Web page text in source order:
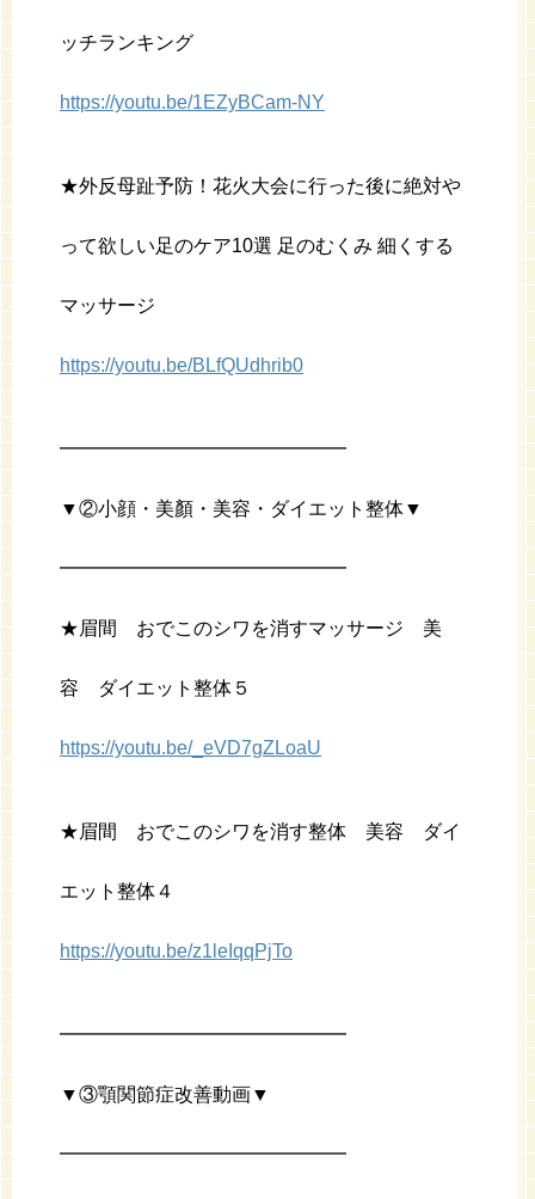
ッチランキング
https://youtu.be/1EZyBCam-NY
★外反母趾予防！花火大会に行った後に絶対や
って欲しい足のケア10選 足のむくみ 細くする
マッサージ
https://youtu.be/BLfQUdhrib0
━━━━━━━━━━━━━━━
▼②小顔・美顏・美容・ダイエット整体▼
━━━━━━━━━━━━━━━
★眉間 おでこのシワを消すマッサージ 美
容 ダイエット整体５
https://youtu.be/_eVD7gZLoaU
★眉間 おでこのシワを消す整体 美容 ダイ
エット整体４
https://youtu.be/z1leIqqPjTo
━━━━━━━━━━━━━━━
▼③顎関節症改善動画▼
━━━━━━━━━━━━━━━